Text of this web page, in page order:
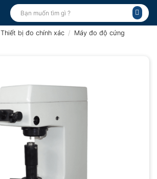
Tìm
kiếm:
Thiết bị đo chính xác / Máy đo độ cứng